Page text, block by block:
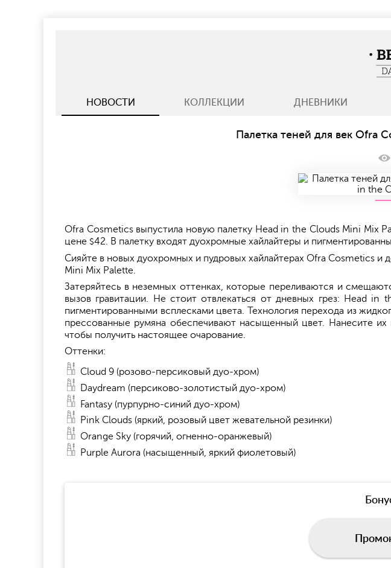
НОВОСТИ КОЛЛЕКЦИИ ДНЕВНИКИ
Палетка теней для век Ofra
Ofra Cosmetics выпустила новую палетку Head in the Clouds Mini
цене $42. В палетку входят дуохромные хайлайтеры и
Сияйте в новых дуохромных и пудровых хайлайтерах Ofra Cosmetics
Mini Mix Palette.
Затеряйтесь в неземных оттенках, которые переливаются и
вызов гравитации. Не стоит отвлекаться от дневных грез: Head
пигментированными всплесками цвета. Технология перехода из
прессованные румяна обеспечивают насыщенный цвет. Нанесите
чтобы получить настоящее очарование.
Оттенки:
Cloud 9 (розово-персиковый дуо-хром)
Daydream (персиково-золотистый дуо-хром)
Fantasy (пурпурно-синий дуо-хром)
Pink Clouds (яркий, розовый цвет жевательной резинки)
Orange Sky (горячий, огненно-оранжевый)
Purple Aurora (насыщенный, яркий фиолетовый)